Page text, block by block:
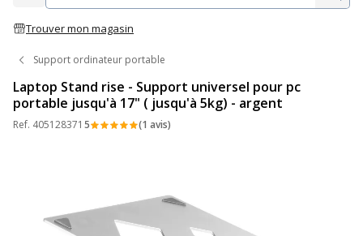
Trouver mon magasin
Support ordinateur portable
Laptop Stand rise - Support universel pour pc
portable jusqu'à 17" ( jusqu'à 5kg) - argent
Ref. 405128371 5 (1 avis)